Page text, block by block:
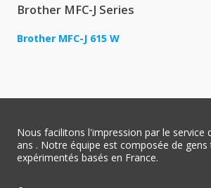
Brother MFC-J Series
Brother MFC-J 615 W
Nous facilitons l'impression par le service
ans . Notre équipe est composée de
expérimentés basés en France.